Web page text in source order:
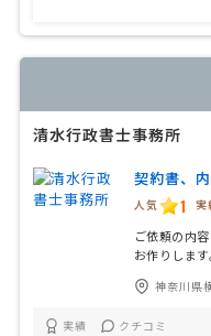
清水行政書士事務所
契約書、
人気 1 実
ご依頼の内
お作りします
神奈川県
実績 クチコミ